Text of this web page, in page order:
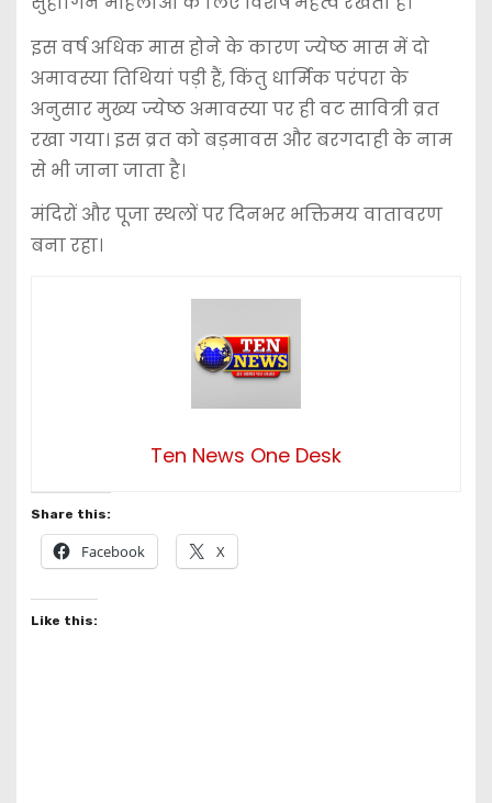
इस वर्ष अधिक मास होने के कारण ज्येष्ठ मास में दो
अमावस्या तिथियां पड़ी हैं, किंतु धार्मिक परंपरा के
अनुसार मुख्य ज्येष्ठ अमावस्या पर ही वट सावित्री व्रत
रखा गया। इस व्रत को बड़मावस और बरगदाही के नाम
से भी जाना जाता है।
मंदिरों और पूजा स्थलों पर दिनभर भक्तिमय वातावरण
बना रहा।
Ten News One Desk
Share this:
Facebook X
Like this: